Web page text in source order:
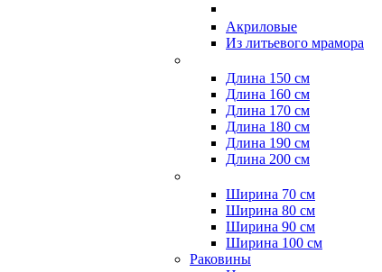
Акриловые
Из литьевого мрамора
Длина 150 см
Длина 160 см
Длина 170 см
Длина 180 см
Длина 190 см
Длина 200 см
Ширина 70 см
Ширина 80 см
Ширина 90 см
Ширина 100 см
Раковины